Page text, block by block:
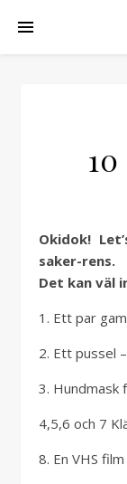
Okidok! Let’s go. Det är första veckans 10-
saker-rens.
Det kan väl
1. Ett par
2. Ett pussel
3. Hundmask
4,5,6 och 7
8. En VHS